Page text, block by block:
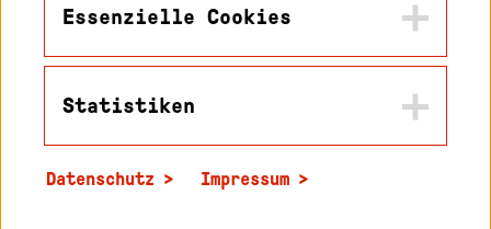
Karlsruhe
Essenzielle Cookies
in2cookiemodal-selection
Statistiken
Datenschutz Impressum